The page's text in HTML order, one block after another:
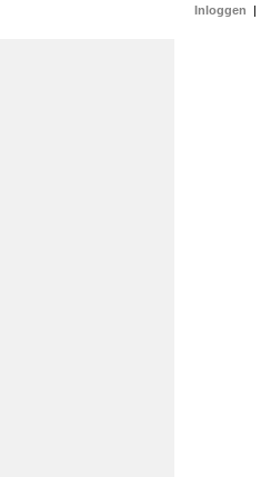
Inloggen |